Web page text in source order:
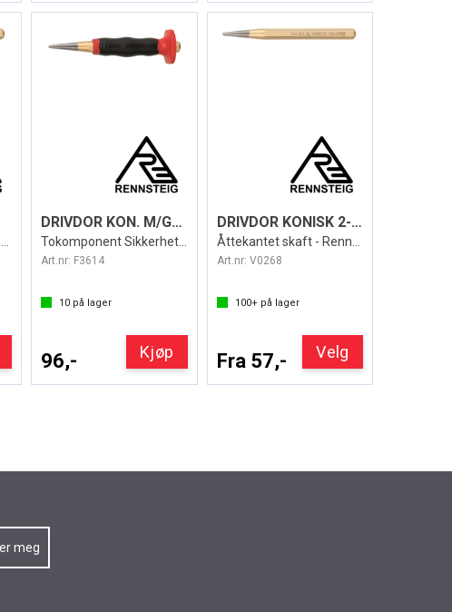
Åttekantet skaft - Rennsteig
DRIVDOR KON. M/GREP 4MM/120MM LANG
Tokomponent Sikkerhetsgrep Rennsteig
Art.nr: F3614
10 på lager
96,- Kjøp
DRIVDOR KONISK 2-5MM - 120MM LANG
Åttekantet skaft - Rennsteig
Art.nr: V0268
100+på lager
Fra 57,- Velg